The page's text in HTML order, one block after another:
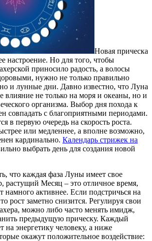
Новая прическа
настроение. Но для того, чтобы
приносило радость, а волосы
нужно не только правильно
и лунные дни. Давно известно, что Луна
влияние не только на моря и океаны, но и
организма. Выбор дня похода к
совпадать с благоприятными периодами.
в первую очередь на скорость роста.
или медленнее, а вполне возможно,
кардинально. Календарь стрижек на
выбрать день для создания новой
что каждая фаза Луны имеет свое
растущий Месяц – это отличное время,
намного активнее. Если подстричься на
рост заметно снизится. Регулируя свои
можно либо часто менять имидж,
предыдущую прическу. Каждый
на энергетику человеку, а ниже
окажут положительное воздействие: